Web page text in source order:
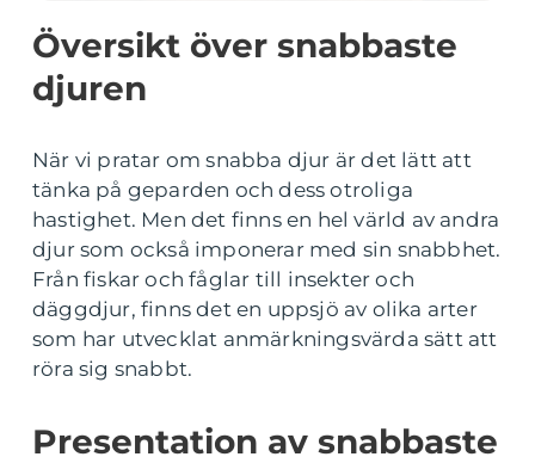
Översikt över snabbaste
djuren
När vi pratar om snabba djur är det lätt att
tänka på geparden och dess otroliga
hastighet. Men det finns en hel värld av andra
djur som också imponerar med sin snabbhet.
Från fiskar och fåglar till insekter och
däggdjur, finns det en uppsjö av olika arter
som har utvecklat anmärkningsvärda sätt att
röra sig snabbt.
Presentation av snabbaste